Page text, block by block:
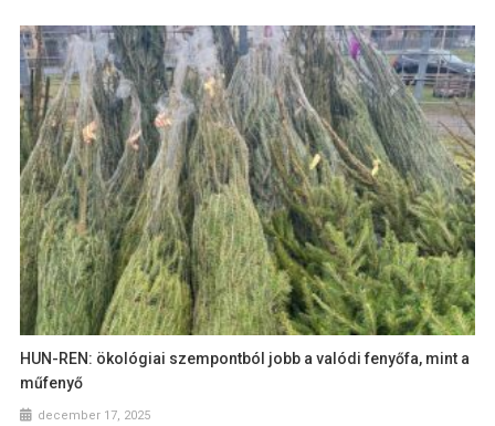
HUN-REN: ökológiai szempontból jobb a valódi fenyőfa, mint a
műfenyő
december 17, 2025